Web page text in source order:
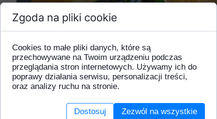
Zgoda na pliki cookie
Cookies to małe pliki danych, które są
przechowywane na Twoim urządzeniu podczas
przeglądania stron internetowych. Używamy ich do
poprawy działania serwisu, personalizacji treści,
oraz analizy ruchu na stronie.
Dostosuj Zezwól na wszystkie